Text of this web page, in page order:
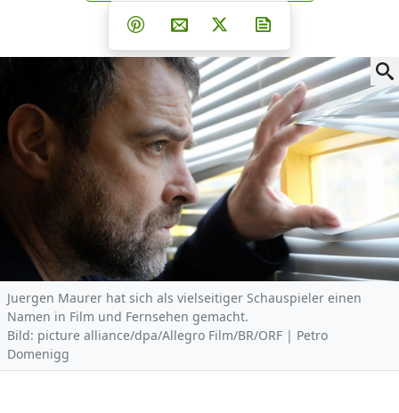
Teilen auf Facebook
Teilen auf Whatsapp
Teilen auf Telegram
Teilen auf Pinterest
Per E-Mail teilen
Post auf X
Juergen Maurer hat sich als vielseitiger Schauspieler einen
Namen in Film und Fernsehen gemacht.
Bild: picture alliance/dpa/Allegro Film/BR/ORF | Petro
Domenigg